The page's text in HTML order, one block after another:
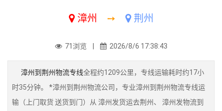
漳州 ➙ 荆州
71浏览 | 2026/8/6 17:38:43
漳州到荆州物流专线全程约1209公里，专线运输耗时约17小
时35分钟。 *漳州到荆州物流公司，专业漳州到荆州物流专线运
输（上门取货 送货到门）从 漳州发货运去荆州、 漳州发物流到